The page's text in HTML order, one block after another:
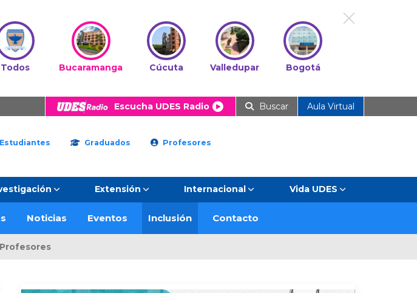
Todos Bucaramanga Cúcuta Valledupar Bogotá
Escucha UDES Radio Buscar Aula Virtual
Estudiantes Graduados Profesores
Extensión Internacional Vida UDES
Noticias Eventos Inclusión Contacto